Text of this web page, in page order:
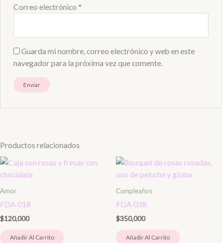
Correo electrónico *
Guarda mi nombre, correo electrónico y web en este
navegador para la próxima vez que comente.
Productos relacionados
Amor
FDA 018
$120,000
Añadir Al Carrito
Cumpleaños
FDA 038
$350,000
Añadir Al Carrito